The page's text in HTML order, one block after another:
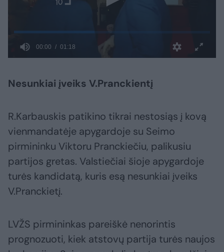
Nesunkiai įveiks V.Pranckientį
R.Karbauskis patikino tikrai nestosiąs į kovą
vienmandatėje apygardoje su Seimo
pirmininku Viktoru Pranckiečiu, palikusiu
partijos gretas. Valstiečiai šioje apygardoje
turės kandidatą, kuris esą nesunkiai įveiks
V.Pranckietį.
LVŽS pirmininkas pareiškė nenorintis
prognozuoti, kiek atstovų partija turės naujos